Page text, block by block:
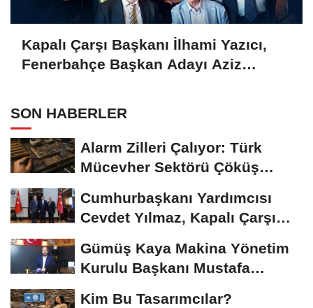
Kapalı Çarşı Başkanı İlhami Yazıcı,
Fenerbahçe Başkan Adayı Aziz
SON HABERLER
Alarm Zilleri Çalıyor: Türk
Mücevher Sektörü Çöküş
Cumhurbaşkanı Yardımcısı
Cevdet Yılmaz, Kapalı Çarşı
Gümüş Kaya Makina Yönetim
Kurulu Başkanı Mustafa
Kim Bu Tasarımcılar?